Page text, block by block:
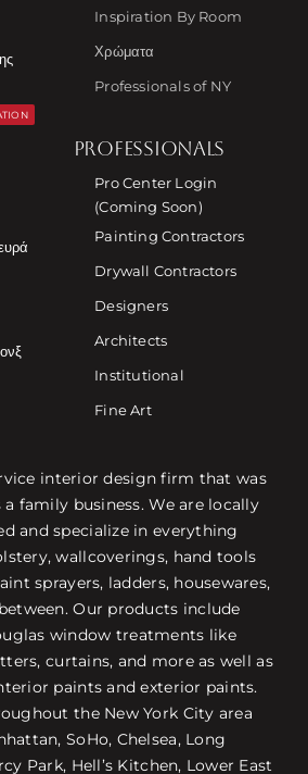
Inspiration By Room
Χρώματα
Professionals of NY
PROFESSIONALS
Pro Center Login
(Coming Soon)
Painting Contractors
Drywall Contractors
Designers
Architects
Institutional
Fine Art
interior design firm that was
a family business. We are locally
and specialize in everything
wallcoverings, hand tools
sprayers, ladders, housewares,
Our products include
window treatments like
curtains, and more as well as
paints and exterior paints.
the New York City area
SoHo, Chelsea, Long
Park, Hell’s Kitchen, Lower East